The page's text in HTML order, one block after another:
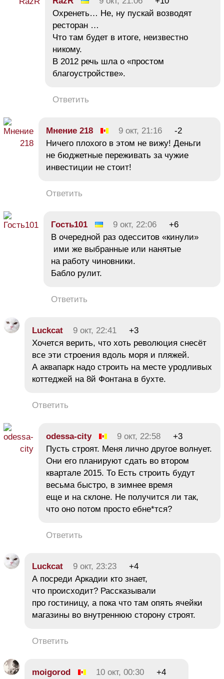
Охренеть… Не, ну пускай возводят
ресторан …
Что там будет в итоге, неизвестно
никому.
В 2012 речь шла о «простом
благоустройстве».
Ответить
Мнение 218 9 окт, 21:16
-2
Ничего плохого в этом не вижу! Деньги
не бюджетные переживать за чужие
инвестиции не стоит!
Ответить
Гость101 9 окт, 22:06
+6
В очередной раз одесситов «кинули»
ими же выбранные или нанятые
на работу чиновники.
Бабло рулит.
Ответить
Luckcat 9 окт, 22:41
+3
Хочется верить, что хоть революция снесёт
все эти строения вдоль моря и пляжей.
А аквапарк надо строить на месте уродливых
коттеджей на 8й Фонтана в бухте.
Ответить
odessa-city 9 окт, 22:58
+3
Пусть строят. Меня лично другое волнует.
Они его планируют сдать во втором
квартале 2015. То Есть строить будут
весьма быстро, в зимнее время
еще и на склоне. Не получится ли так,
что оно потом просто ебне*тся?
Ответить
Luckcat 9 окт, 23:23
+4
А посреди Аркадии кто знает,
что происходит? Рассказывали
про гостиницу, а пока что там опять ячейки
магазины во внутреннюю сторону строят.
Ответить
moigorod 10 окт, 00:30
+4